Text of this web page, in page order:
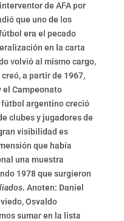
de AFA por
que uno de los
era el pecado
en la carta
volvió al mismo cargo,
a partir de 1967,
el Campeonato
argentino creció
clubes y jugadores de
visibilidad es
que había
una muestra
1978 que surgieron
. Anoten: Daniel
,Osvaldo
sumar en la lista